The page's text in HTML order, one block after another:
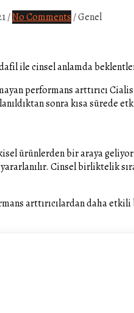
/No Comments /Genel
ile cinsel anlamda
performans arttırıcı Cialis
sonra kısa sürede
ürünlerden bir araya
Cinsel birliktelik
arttırıcılardan daha